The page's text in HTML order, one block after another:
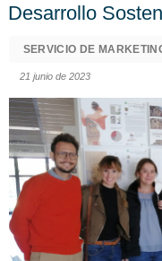
Desarrollo
SERVICIO DE
21 junio de 2023